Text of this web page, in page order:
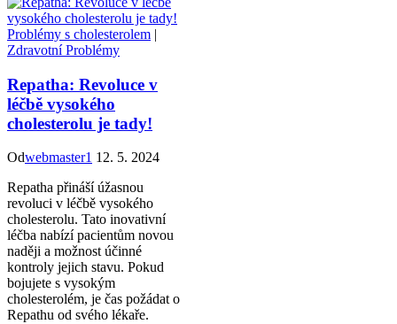
Problémy s cholesterolem |
Zdravotní Problémy
Repatha: Revoluce v
léčbě vysokého
cholesterolu je tady!
Odwebmaster1 12. 5. 2024
Repatha přináší úžasnou
revoluci v léčbě vysokého
cholesterolu. Tato inovativní
léčba nabízí pacientům novou
naději a možnost účinné
kontroly jejich stavu. Pokud
bojujete s vysokým
cholesterolém, je čas požádat o
Repathu od svého lékaře.